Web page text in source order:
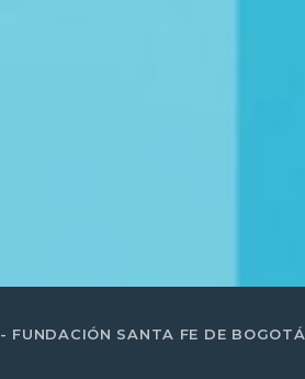
FUNDACIÓN SANTA FE DE BOGOTÁ